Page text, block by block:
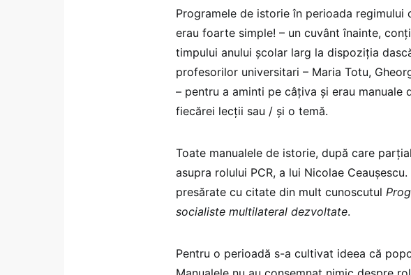
Programele de istorie în perioada regimului
erau foarte simple! – un cuvânt înainte,
timpului anului școlar larg la dispoziția
profesorilor universitari – Maria Totu,
– pentru a aminti pe câțiva și erau
fiecărei lecții sau / și o temă.
Toate manualele de istorie, după care
asupra rolului PCR, a lui Nicolae
presărate cu citate din mult cunoscutul
socialiste multilateral dezvoltate.
Pentru o perioadă s-a cultivat ideea că